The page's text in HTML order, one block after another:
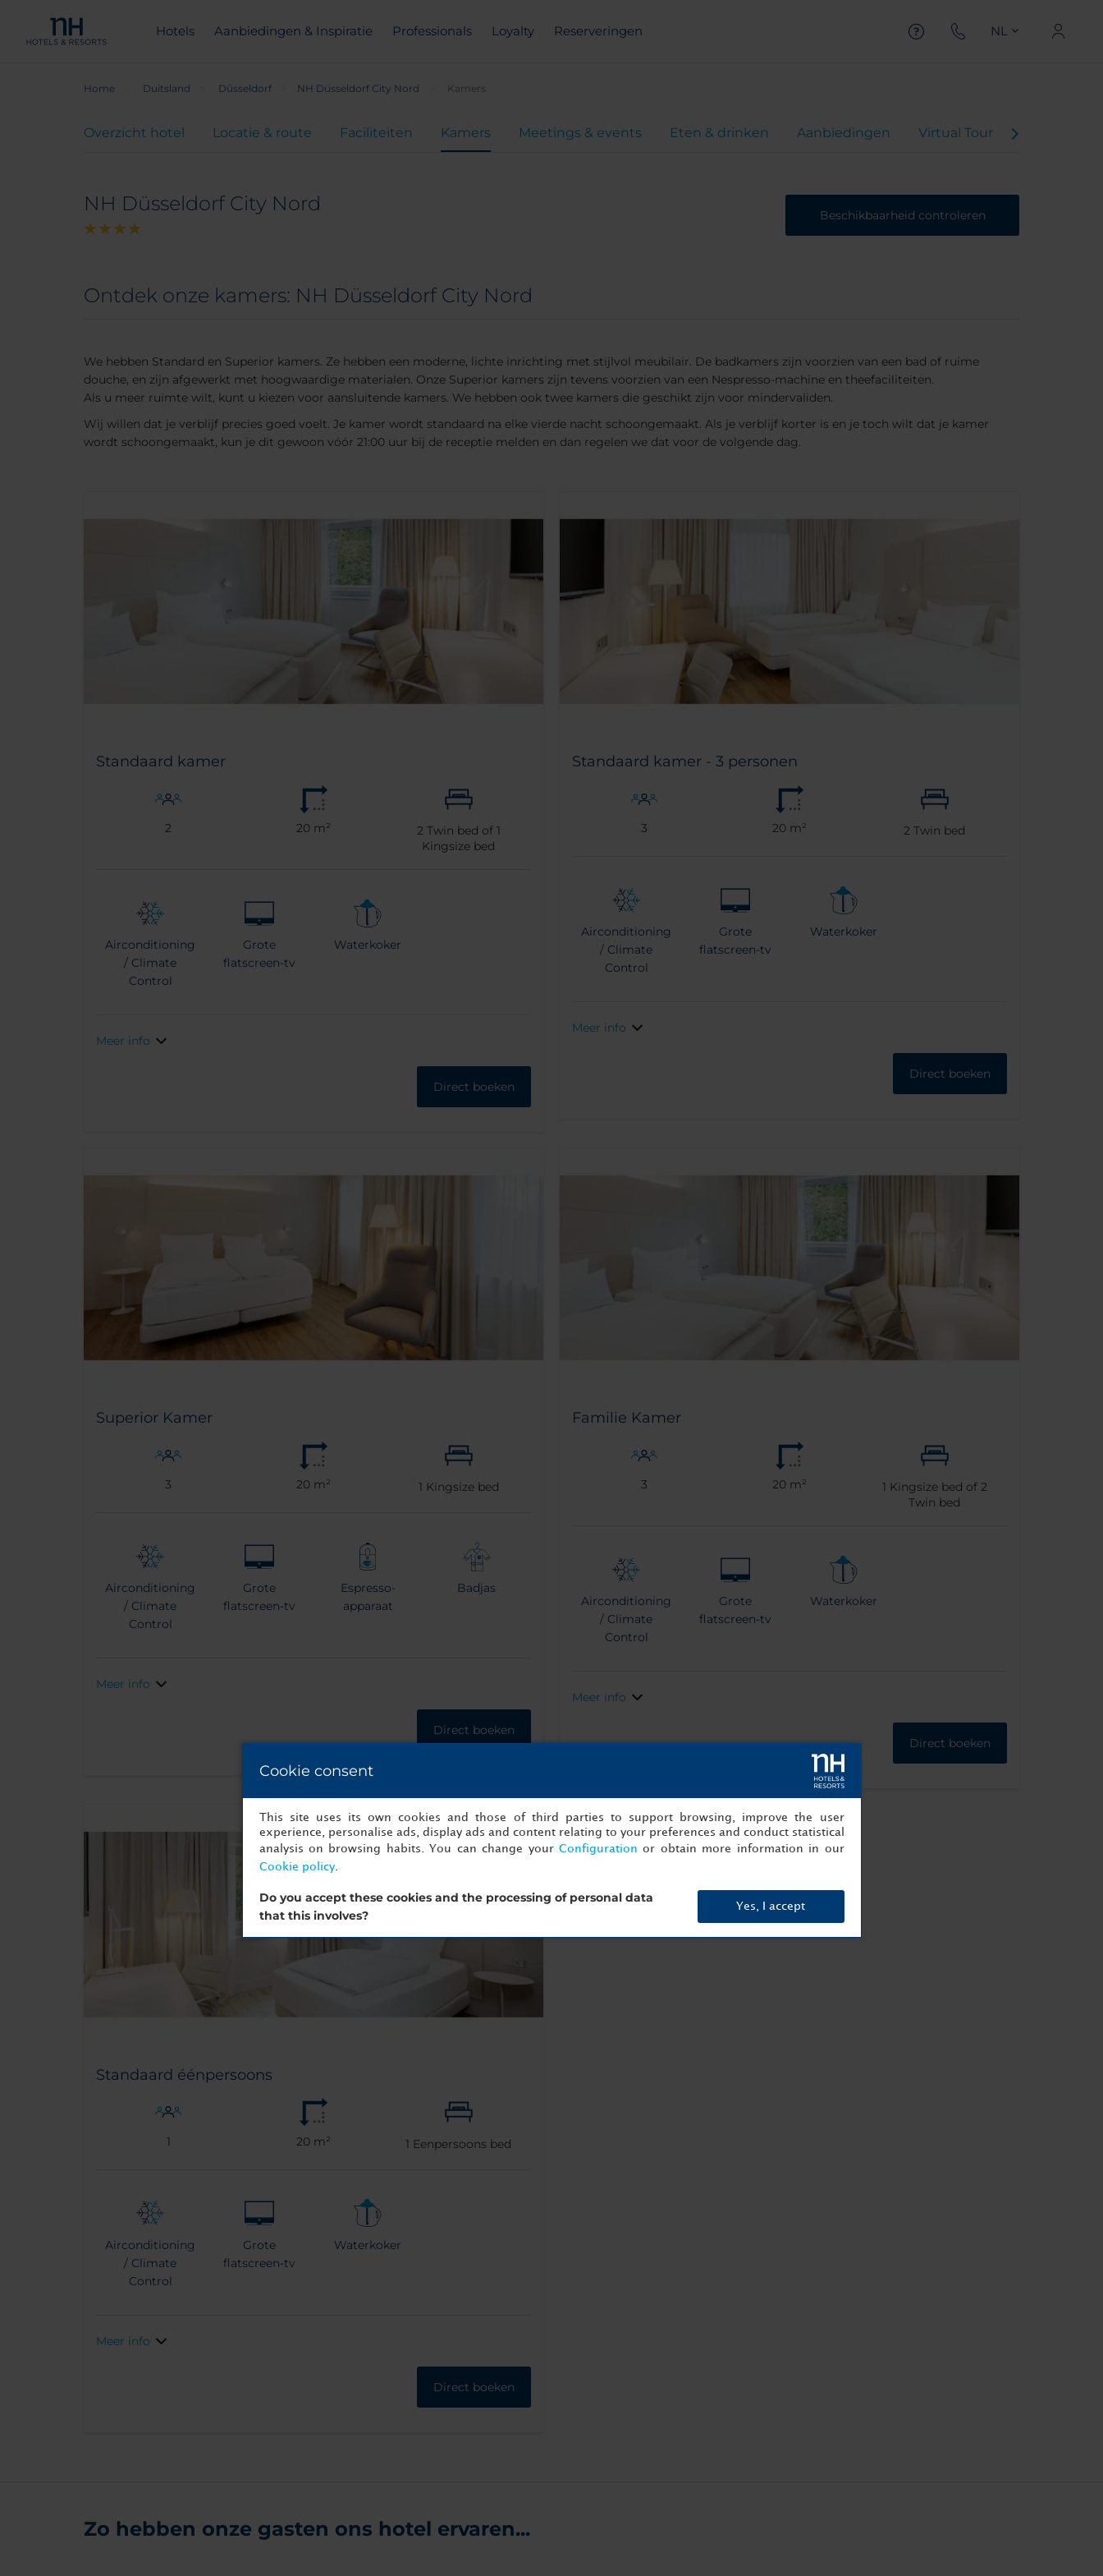
Hotels Aanbiedingen & Inspiratie Professionals Loyalty Reserveringen NL
Home Duitsland Düsseldorf NH Düsseldorf City Nord Kamers
Overzicht hotel Locatie & route Faciliteiten Kamers Meetings & events Eten & drinken Aanbiedingen Virtual Tour
NH Düsseldorf City Nord Beschikbaarheid controleren
Ontdek onze kamers: NH Düsseldorf City Nord
We hebben Standard en Superior kamers. Ze hebben een moderne, lichte inrichting met stijlvol meubilair. De badkamers zijn voorzien van een bad of ruime
douche, en zijn afgewerkt met hoogwaardige materialen. Onze Superior kamers zijn tevens voorzien van een Nespresso-machine en theefaciliteiten.
Als u meer ruimte wilt, kunt u kiezen voor aansluitende kamers. We hebben ook twee kamers die geschikt zijn voor mindervaliden.
Wij willen dat je verblijf precies goed voelt. Je kamer wordt standaard na elke vierde nacht schoongemaakt. Als je verblijf korter is en je toch wilt dat je kamer
wordt schoongemaakt, kun je dit gewoon vóór 21:00 uur bij de receptie melden en dan regelen we dat voor de volgende dag.
Standaard kamer
2 20 m² 2 Twin bed of 1
Kingsize bed
Airconditioning
/ Climate
Control
Grote
flatscreen-tv
Waterkoker
Meer info
Direct boeken
Standaard kamer - 3 personen
3 20 m² 2 Twin bed
Airconditioning
/ Climate
Control
Grote
flatscreen-tv
Waterkoker
Meer info
Direct boeken
Superior Kamer
3 20 m² 1 Kingsize bed
Airconditioning
/ Climate
Control
Grote
flatscreen-tv
Espresso-
apparaat
Badjas
Meer info
Direct boeken
Familie Kamer
3 20 m² 1 Kingsize bed of 2
Twin bed
Airconditioning
/ Climate
Control
Grote
flatscreen-tv
Waterkoker
Meer info
Direct boeken
Standaard éénpersoons
1 20 m² 1 Eenpersoons bed
Airconditioning
/ Climate
Control
Grote
flatscreen-tv
Waterkoker
Meer info
Direct boeken
Zo hebben onze gasten ons hotel ervaren...
Cookie consent
This site uses its own cookies and those of third parties to support browsing, improve the user
experience, personalise ads, display ads and content relating to your preferences and conduct statistical
analysis on browsing habits. You can change your Configuration or obtain more information in our
Cookie policy.
Do you accept these cookies and the processing of personal data
that this involves?
Yes, I accept